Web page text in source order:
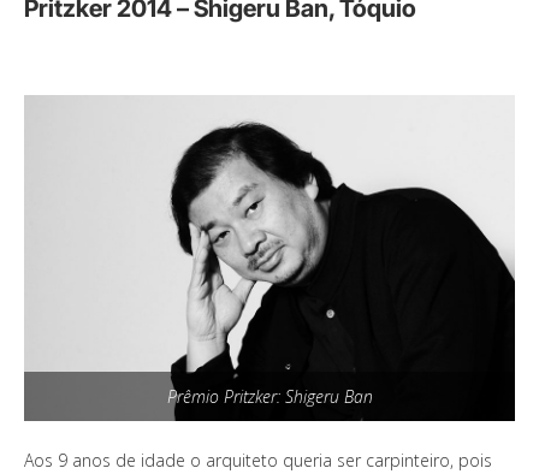
Pritzker 2014 – Shigeru Ban, Tóquio
Prêmio Pritzker: Shigeru Ban
Aos 9 anos de idade o arquiteto queria ser carpinteiro, pois